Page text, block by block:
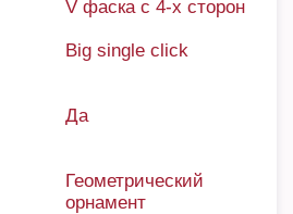
V фаска с 4-х сторон
Big single click
Да
Геометрический
орнамент